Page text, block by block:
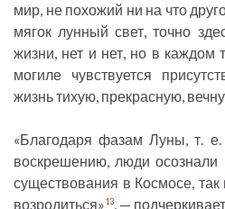
мир, не похожий ни на что
мягок лунный свет, точно
жизни, нет и нет, но в каждом
могиле чувствуется
жизнь тихую, прекрасную,
«Благодаря фазам Луны, т.
воскрешению, люди осознали
существования в Космосе,
возродиться»13, —